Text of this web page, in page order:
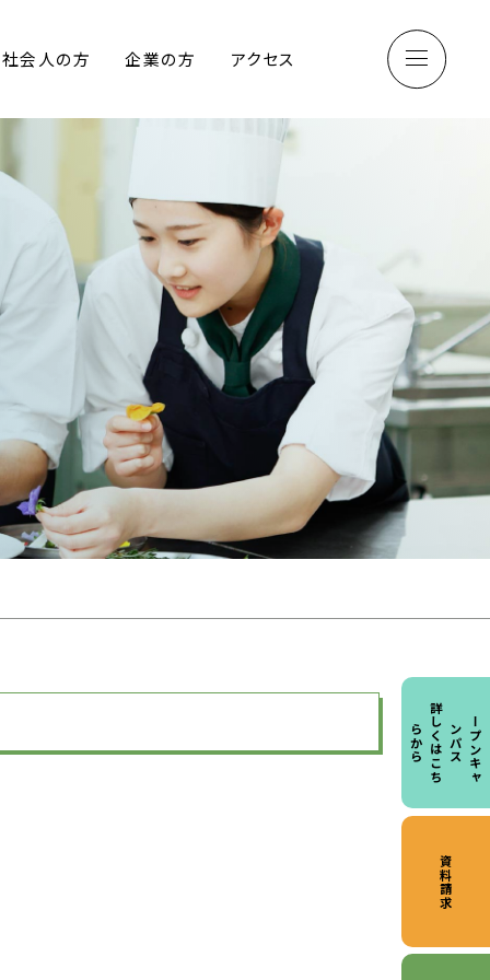
社会人の方 企業の方 アクセス
オ
ー
プ
ン
キ
ャ
ン パ
ス
詳
し
く
は
こ
ち
ら か
ら
資料請求